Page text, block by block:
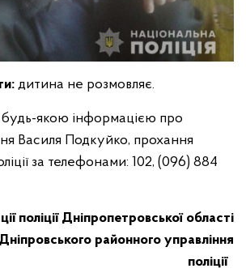
дитина не розмовляє.
будь-якою інформацією про
Василя Подкуйко, прохання
за телефонами: 102, (096) 884
поліції Дніпропетровської області
районного управління
поліції